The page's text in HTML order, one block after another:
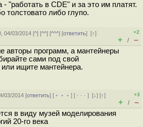
"работать в CDE" и за это им платят.
толстовато либо глупо.
04/03/2014 [^] [^^] [^^^] [ответить][↑]
+2
+ / –
авторы программ, а мантейнеры
сами под свой
ищите мантейнера.
03/2014 [ответить] [ ﹢﹢﹢] [ · · ·][↓] [↑]
+3
+ / –
в виду музей моделирования
20-го века